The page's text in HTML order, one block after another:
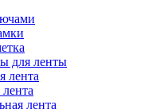
для ленты
лента
лента